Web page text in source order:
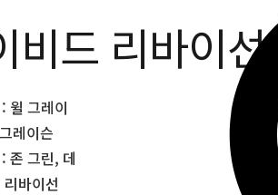
비드 리바이선
윌 그레이
레이슨
존 그린, 데
바이선